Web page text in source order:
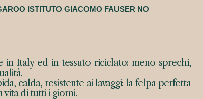
ISTITUTO GIACOMO FAUSER NO
in Italy ed in tessuto riciclato: meno sprechi,
calda, resistente ai lavaggi: la felpa perfetta
vita di tutti i giorni.